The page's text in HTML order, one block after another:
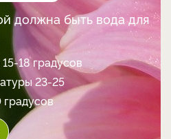
должна быть вода для
18 градусов
23-25
градусов